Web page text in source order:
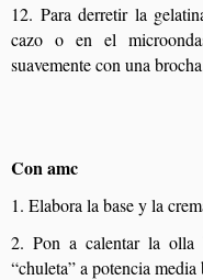
12. Para derretir la
cazo o en el
suavemente con una
Con amc
1. Elabora la base y la
2. Pon a calentar la olla
“chuleta” a potencia media